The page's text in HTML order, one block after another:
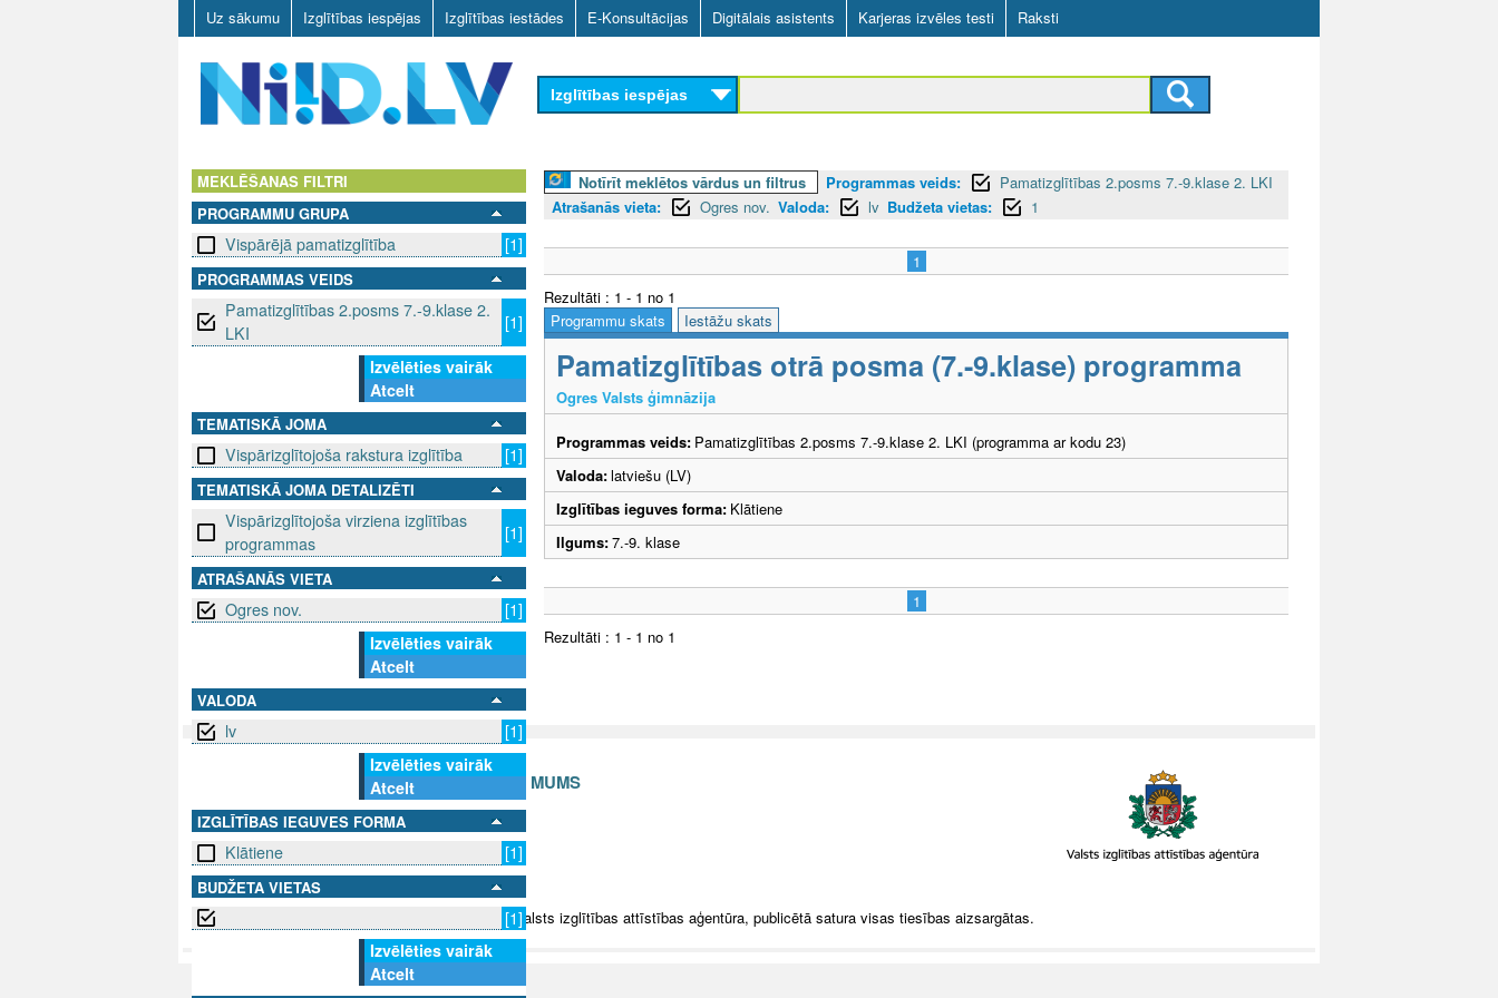
Skip
to
main
content
Uz sākumu Izglītības iespējas Izglītības iestādes E-Konsultācijas Digitālais asistents Karjeras izvēles testi Raksti
D
V
Izglītības iespējas
MEKLĒŠANAS FILTRI
PROGRAMMU GRUPA
Vispārējā pamatizglītība [1]
PROGRAMMAS VEIDS
Pamatizglītības 2.posms 7.-9.klase 2.
LKI
[1]
Izvēlēties vairāk
Atcelt
TEMATISKĀ JOMA
Vispārizglītojoša rakstura izglītība [1]
TEMATISKĀ JOMA DETALIZĒTI
Vispārizglītojoša virziena izglītības
programmas
[1]
ATRAŠANĀS VIETA
Ogres nov.
[1]
Izvēlēties vairāk
Atcelt
VALODA
lv
[1]
Izvēlēties vairāk
Atcelt
IZGLĪTĪBAS IEGUVES FORMA
Klātiene [1]
BUDŽETA VIETAS
[1]
Izvēlēties vairāk
Atcelt
Notīrīt meklētos vārdus un filtrus Programmas veids:
Pamatizglītības 2.posms 7.-9.klase 2. LKI
Atrašanās vieta:
Ogres nov. Valoda: lv Budžeta vietas: 1
1
Rezultāti : 1 - 1 no 1
Programmu skats
Iestāžu skats
Pamatizglītības otrā posma (7.-9.klase) programma
Ogres Valsts ģimnāzija
Programmas veids: Pamatizglītības 2.posms 7.-9.klase 2. LKI (programma ar kodu 23)
Valoda:latviešu (LV)
Izglītības ieguves forma: Klātiene
Ilgums:7.-9. klase
1
Rezultāti : 1 - 1 no 1
SAZINIES AR MUMS
info@niid.lv
© 2025 Valsts izglītības attīstības aģentūra, publicētā satura visas tiesības aizsargātas.